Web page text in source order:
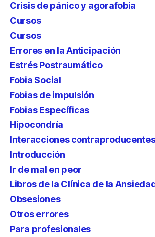
Crisis de pánico y agorafobia
Cursos
Cursos
Errores en la Anticipación
Estrés Postraumático
Fobia Social
Fobias de impulsión
Fobias Específicas
Hipocondría
Interacciones contraproducentes
Introducción
Ir de mal en peor
Libros de la Clínica de la
Obsesiones
Otros errores
Para profesionales